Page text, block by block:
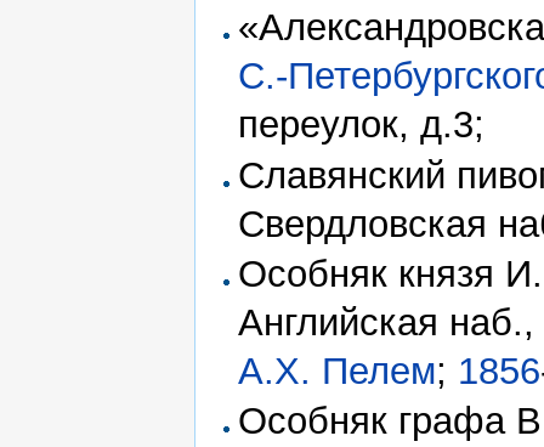
С.-
переулок, д.3;
Славянский
Свердловская
Особняк князя
Английская
А.Х. Пелем; 1856
Особняк графа